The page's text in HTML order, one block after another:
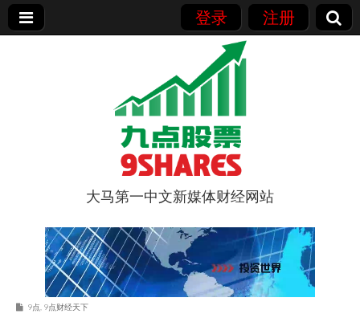
登录 注册
9点股票
大马第一中文新媒体财经网站
9点 9点财经天下